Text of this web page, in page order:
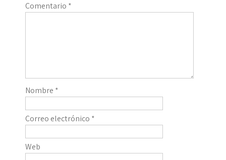
Comentario *
Nombre *
Correo electrónico *
Web